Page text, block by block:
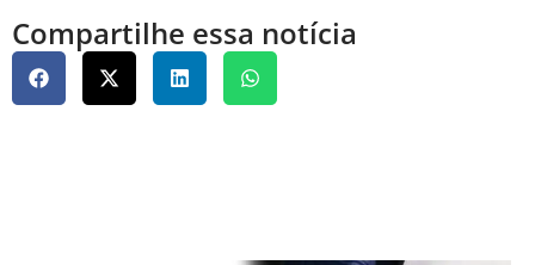
Compartilhe essa notícia